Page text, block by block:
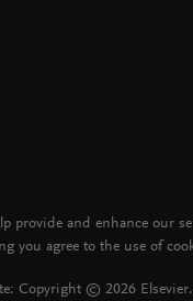
provide and enhance our
you agree to the use of
Copyright © 2026